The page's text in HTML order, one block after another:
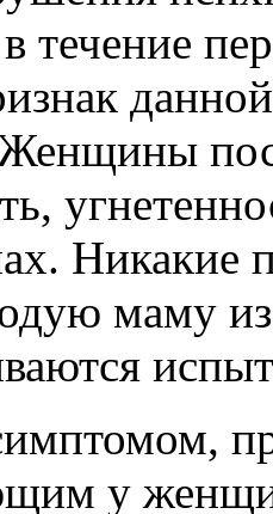
течение
Женщины
Никакие
маму из
у